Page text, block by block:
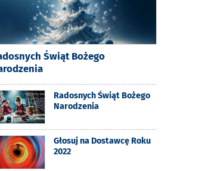
Świąt Bożego
Radosnych Świąt Bożego
Narodzenia
Głosuj na Dostawcę Roku
2022